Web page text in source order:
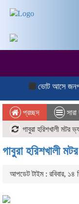
ভোট আসে
প্রচ্ছদ
সারা
গাবুরা হরিশখালী মটর
গাবুরা হরিশখালী
আপডেট টাইম : রবিবার, ১৪